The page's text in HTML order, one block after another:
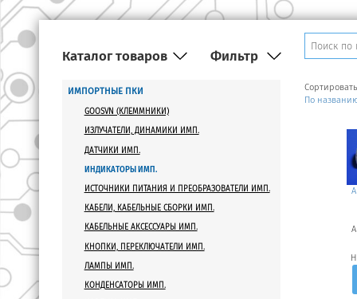
Каталог товаров
ИМПОРТНЫЕ ПКИ
GOOSVN (КЛЕММНИКИ)
ИЗЛУЧАТЕЛИ, ДИНАМИКИ ИМП.
ДАТЧИКИ ИМП.
ИНДИКАТОРЫ ИМП.
ИСТОЧНИКИ ПИТАНИЯ И ПРЕОБРАЗОВАТЕЛИ ИМП.
КАБЕЛИ, КАБЕЛЬНЫЕ СБОРКИ ИМП.
КАБЕЛЬНЫЕ АКСЕССУАРЫ ИМП.
КНОПКИ, ПЕРЕКЛЮЧАТЕЛИ ИМП.
ЛАМПЫ ИМП.
КОНДЕНСАТОРЫ ИМП.
Фильтр
Количество знаков
Производитель
Цвет индикации
По